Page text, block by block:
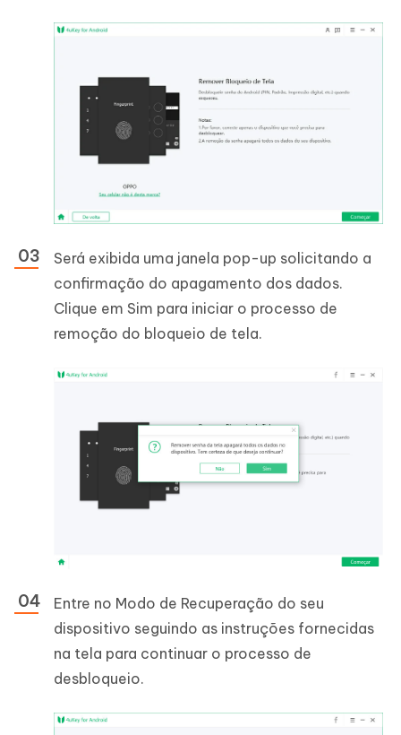
Será exibida uma janela pop-up solicitando a
confirmação do apagamento dos dados.
Clique em Sim para iniciar o processo de
remoção do bloqueio de tela.
Entre no Modo de Recuperação do seu
dispositivo seguindo as instruções fornecidas
na tela para continuar o processo de
desbloqueio.